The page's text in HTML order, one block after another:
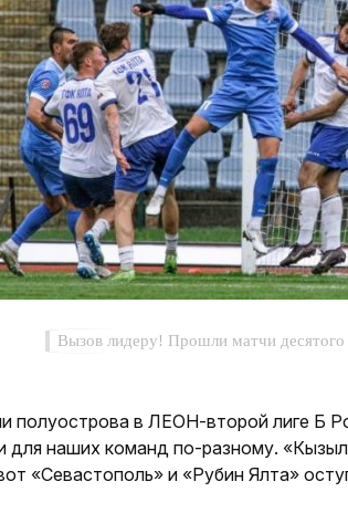
Вызов лидеру! Прошли матчи
полуострова в ЛЕОН-второй лиге Б
для наших команд по-разному.
«Севастополь» и «Рубин Ялта»